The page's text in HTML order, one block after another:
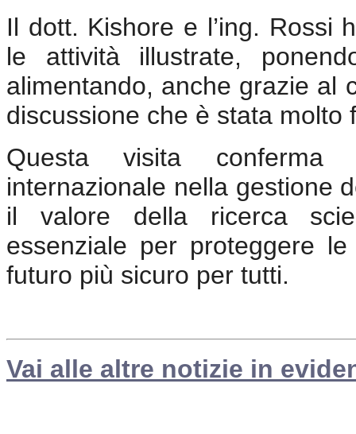
Il dott. Kishore e l’ing. Rossi
le attività illustrate,
alimentando, anche grazie al
discussione che è stata molto
Questa visita conferma
internazionale nella gestione
il valore della ricerca
essenziale per proteggere
futuro più sicuro per tutti.
Vai alle altre notizie in